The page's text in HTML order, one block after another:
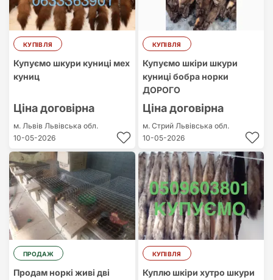
КУПІВЛЯ
Купуємо шкури куниці мех
куниц
Ціна договірна
м. Львів Львівська обл.
10-05-2026
КУПІВЛЯ
Купуємо шкіри шкури
куниці бобра норки
ДОРОГО
Ціна договірна
м. Стрий Львівська обл.
10-05-2026
ПРОДАЖ
Продам норкі живі дві
КУПІВЛЯ
Куплю шкіри хутро шкури